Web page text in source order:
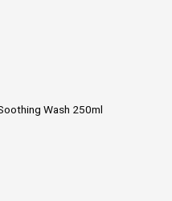
Wash 250ml